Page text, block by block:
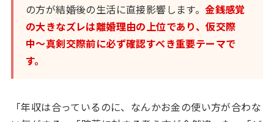
の方が結婚後の生活に直接影響します。金銭感覚
の大きなズレは離婚理由の上位であり、仮交際
中〜真剣交際前に必ず確認すべき重要テーマで
す。
「年収は合っているのに、なんかお金の使い方が合わな